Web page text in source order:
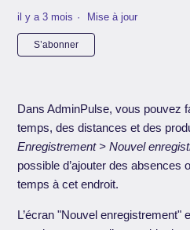
il y a 3 mois Mise à jour
S’abonner
Dans AdminPulse, vous pouvez
temps, des distances et des
Enregistrement > Nouvel
possible d’ajouter des absences
temps à cet endroit.
L’écran "Nouvel